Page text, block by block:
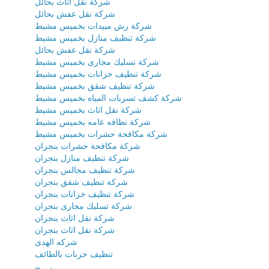
شركة نقل عفش بحائل
شركة رش مبيدات بخميس مشيط
شركة تنظيف منازل بخميس مشيط
شركة نقل عفش بحائل
شركة تسليك مجارى بخميس مشيط
شركة تنظيف خزانات بخميس مشيط
شركة تنظيف شقق بخميس مشيط
شركة كشف تسربات المياه بخميس مشيط
شركة نقل اثاث بخميس مشيط
شركة نظافه عامه بخميس مشيط
شركة مكافحة حشرات بخميس مشيط
شركة مكافحة حشرات بنجران
شركة تنظيف منازل بنجران
شركة تنظيف مجالس بنجران
شركة تنظيف شقق بنجران
شركة تنظيف خزانات بنجران
شركة تسليك مجارى بنجران
شركة نقل اثاث بنجران
شركة نقل اثاث بنجران
شركه الهدى
تنظيف خزنات بالطائف